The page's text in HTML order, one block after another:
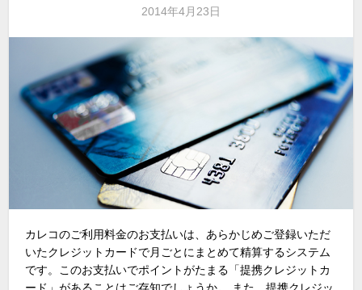
2014年4月23日
カレコのご利用料金のお支払いは、あらかじめご登録いただ
いたクレジットカードで月ごとにまとめて精算するシステム
です。このお支払いでポイントがたまる「提携クレジットカ
ード」があることはご存知でしょうか。 また、提携クレジッ